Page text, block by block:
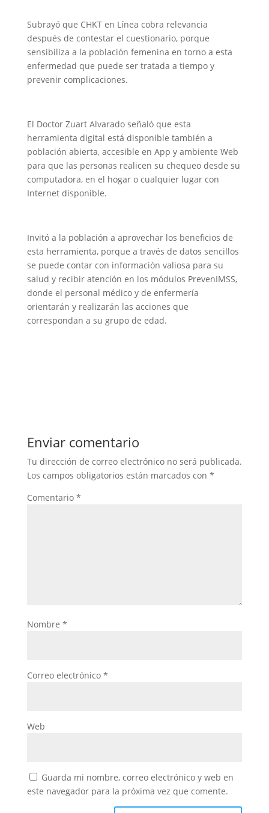
Subrayó que CHKT en Línea cobra relevancia
después de contestar el cuestionario, porque
sensibiliza a la población femenina en torno a esta
enfermedad que puede ser tratada a tiempo y
prevenir complicaciones.
El Doctor Zuart Alvarado señaló que esta
herramienta digital está disponible también a
población abierta, accesible en App y ambiente Web
para que las personas realicen su chequeo desde su
computadora, en el hogar o cualquier lugar con
Internet disponible.
Invitó a la población a aprovechar los beneficios de
esta herramienta, porque a través de datos sencillos
se puede contar con información valiosa para su
salud y recibir atención en los módulos PrevenIMSS,
donde el personal médico y de enfermería
orientarán y realizarán las acciones que
correspondan a su grupo de edad.
Enviar comentario
Tu dirección de correo electrónico no será publicada.
Los campos obligatorios están marcados con *
Comentario *
Nombre *
Correo electrónico *
Web
Guarda mi nombre, correo electrónico y web en
este navegador para la próxima vez que comente.